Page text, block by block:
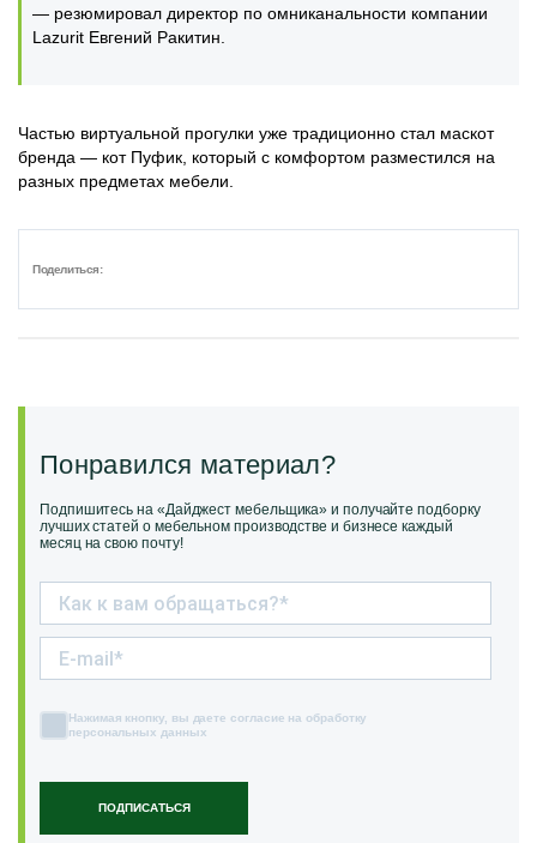
— резюмировал директор по омниканальности компании
Lazurit Евгений Ракитин.
Частью виртуальной прогулки уже традиционно стал маскот
бренда — кот Пуфик, который с комфортом разместился на
разных предметах мебели.
Поделиться:
Понравился материал?
Подпишитесь на «Дайджест мебельщика» и получайте подборку
лучших статей о мебельном производстве и бизнесе каждый
месяц на свою почту!
ПОДПИСАТЬСЯ
Нажимая кнопку, вы даете согласие на обработку
персональных данных